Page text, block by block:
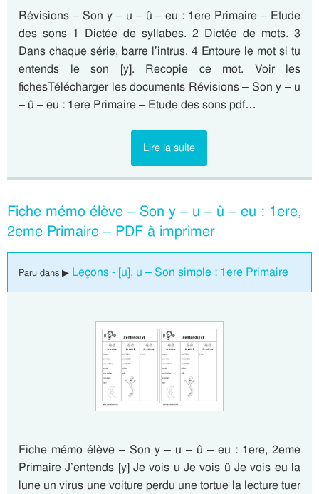
Révisions – Son y – u – û – eu : 1ere Primaire – Etude
des sons 1 Dictée de syllabes. 2 Dictée de mots. 3
Dans chaque série, barre l’intrus. 4 Entoure le mot si tu
entends le son [y]. Recopie ce mot. Voir les
fichesTélécharger les documents Révisions – Son y – u
– û – eu : 1ere Primaire – Etude des sons pdf…
Lire la suite
Fiche mémo élève – Son y – u – û – eu : 1ere,
2eme Primaire – PDF à imprimer
Paru dans ▶ Leçons - [u], u – Son simple : 1ere Primaire
Fiche mémo élève – Son y – u – û – eu : 1ere, 2eme
Primaire J’entends [y] Je vois u Je vois û Je vois eu la
lune un virus une voiture perdu une tortue la lecture tuer